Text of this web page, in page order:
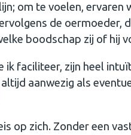
om te voelen, ervaren
de oermoeder,
boodschap zij of hij
ik faciliteer, zijn heel
aanwezig als
op zich. Zonder een